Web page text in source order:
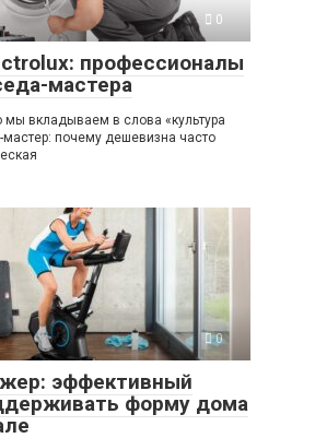
0
профессионалы
мастера
вкладываем в слова «культура
почему дешевизна часто
0
эффективный
форму дома